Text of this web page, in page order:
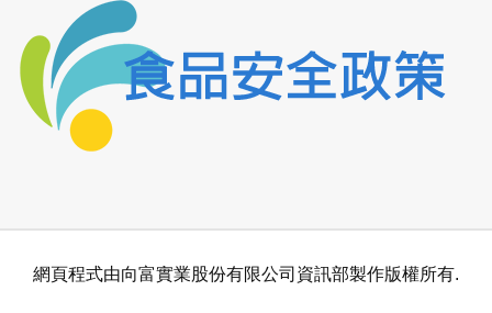
網頁程式由向富實業股份有限公司資訊部製作版權所有.